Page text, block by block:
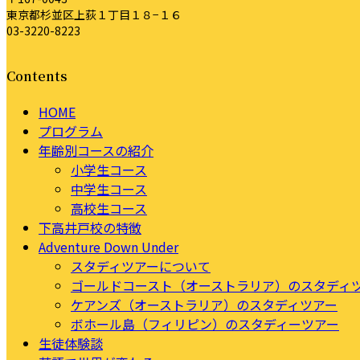
東京都杉並区上荻１丁目１８−１６
03-3220-8223
Contents
HOME
プログラム
年齢別コースの紹介
小学生コース
中学生コース
高校生コース
下高井戸校の特徴
Adventure Down Under
スタディツアーについて
ゴールドコースト（オーストラリア）のスタディ
ケアンズ（オーストラリア）のスタディツアー
ボホール島（フィリピン）のスタディーツアー
生徒体験談